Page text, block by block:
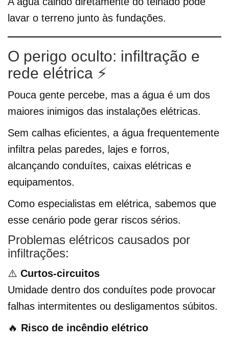
lavar o terreno junto às fundações.
O perigo oculto: infiltração e
rede elétrica ⚡
Pouca gente percebe, mas a água é um dos
maiores inimigos das instalações elétricas.
Sem calhas eficientes, a água frequentemente
infiltra pelas paredes, lajes e forros,
alcançando conduítes, caixas elétricas e
equipamentos.
Como especialistas em elétrica, sabemos que
esse cenário pode gerar riscos sérios.
Problemas elétricos causados por
infiltrações:
⚠️ Curtos-circuitos
Umidade dentro dos conduítes pode provocar
falhas intermitentes ou desligamentos súbitos.
🔥 Risco de incêndio elétrico